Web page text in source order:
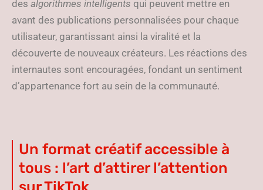
des algorithmes intelligents qui peuvent mettre en
avant des publications personnalisées pour chaque
utilisateur, garantissant ainsi la viralité et la
découverte de nouveaux créateurs. Les réactions des
internautes sont encouragées, fondant un sentiment
d’appartenance fort au sein de la communauté.
Un format créatif accessible à
tous : l’art d’attirer l’attention